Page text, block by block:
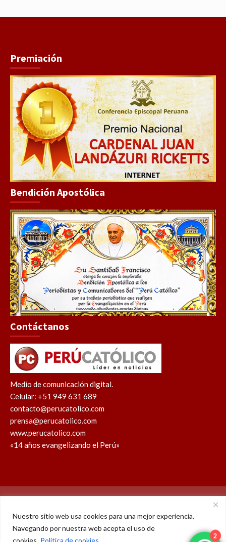
Nuestro sitio web usa cookies para una mejor experiencia.
Navegando por nuestra web acepta el uso de
cookies. Política de cookies
Premiación
Bendición Apostólica
Contáctanos
Medio de comunicación digital.
Celular: +51 949 631 689
contacto@perucatolico.com
prensa@perucatolico.com
www.perucatolico.com
«14 años evangelizando el Perú»
Política de cookies Política de privacidad
WhatsAppFacebookYoutubeInstagram
X